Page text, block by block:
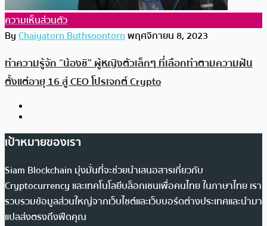
ความเห็นส่วนตัว
ByChaiyatorn Buthsoontornพฤศจิกายน 8, 2023
ทำความรู้จัก “น้องชิ” ผู้หญิงตัวเล็กๆ ที่เลือกทำตามความฝัน
ตั้งแต่อายุ 16 สู่ CEO โปรเจกต์ Crypto
เป้าหมายของเรา
Siam Blockchain มุ่งมั่นที่จะช่วยนำเสนอสารเกี่ยวกับ
Cryptocurrency และเทคโนโลยีบล็อกเชนเพื่อคนไทย ในภาษาไทย เรา
รวบรวมข้อมูลส่วนใหญ่จากเว็บไซต์และเว็บบอร์ดต่างประเทศและนำมา
แปลส่งตรงถึงฟีดคุณ